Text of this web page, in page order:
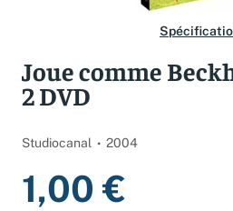
Joue comme
2 DVD
Studiocanal 2004
1,00 €